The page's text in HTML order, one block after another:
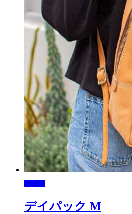
デイパック M